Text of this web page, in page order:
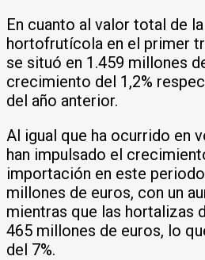
En cuanto al valor total de
hortofrutícola en el primer
se situó en 1.459 millones
crecimiento del 1,2%
del año anterior.
Al igual que ha ocurrido en
han impulsado el
importación en este
millones de euros, con un
mientras que las hortalizas
465 millones de euros, lo
del 7%.